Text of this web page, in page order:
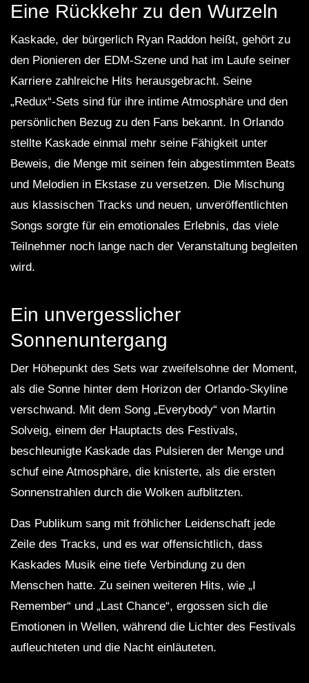
Eine Rückkehr zu den Wurzeln
Kaskade, der bürgerlich Ryan Raddon heißt, gehört zu
den Pionieren der EDM-Szene und hat im Laufe seiner
Karriere zahlreiche Hits herausgebracht. Seine
„Redux“-Sets sind für ihre intime Atmosphäre und den
persönlichen Bezug zu den Fans bekannt. In Orlando
stellte Kaskade einmal mehr seine Fähigkeit unter
Beweis, die Menge mit seinen fein abgestimmten Beats
und Melodien in Ekstase zu versetzen. Die Mischung
aus klassischen Tracks und neuen, unveröffentlichten
Songs sorgte für ein emotionales Erlebnis, das viele
Teilnehmer noch lange nach der Veranstaltung begleiten
wird.
Ein unvergesslicher
Sonnenuntergang
Der Höhepunkt des Sets war zweifelsohne der Moment,
als die Sonne hinter dem Horizon der Orlando-Skyline
verschwand. Mit dem Song „Everybody“ von Martin
Solveig, einem der Hauptacts des Festivals,
beschleunigte Kaskade das Pulsieren der Menge und
schuf eine Atmosphäre, die knisterte, als die ersten
Sonnenstrahlen durch die Wolken aufblitzten.
Das Publikum sang mit fröhlicher Leidenschaft jede
Zeile des Tracks, und es war offensichtlich, dass
Kaskades Musik eine tiefe Verbindung zu den
Menschen hatte. Zu seinen weiteren Hits, wie „I
Remember“ und „Last Chance“, ergossen sich die
Emotionen in Wellen, während die Lichter des Festivals
aufleuchteten und die Nacht einläuteten.